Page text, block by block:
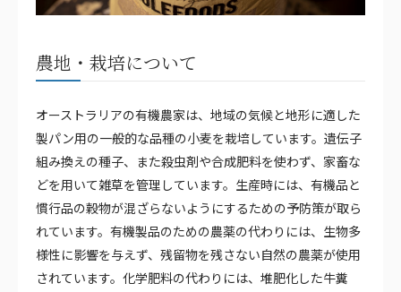
農地・栽培について
オーストラリアの有機農家は、地域の気候と地形に適した
製パン用の一般的な品種の小麦を栽培しています。遺伝子
組み換えの種子、また殺虫剤や合成肥料を使わず、家畜な
どを用いて雑草を管理しています。生産時には、有機品と
慣行品の穀物が混ざらないようにするための予防策が取ら
れています。有機製品のための農薬の代わりには、生物多
様性に影響を与えず、残留物を残さない自然の農薬が使用
されています。化学肥料の代わりには、堆肥化した牛糞